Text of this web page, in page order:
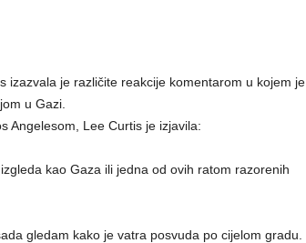
izazvala je različite reakcije komentarom u kojem je
u Gazi.
Angelesom, Lee Curtis je izjavila:
kao Gaza ili jedna od ovih ratom razorenih
gledam kako je vatra posvuda po cijelom gradu.